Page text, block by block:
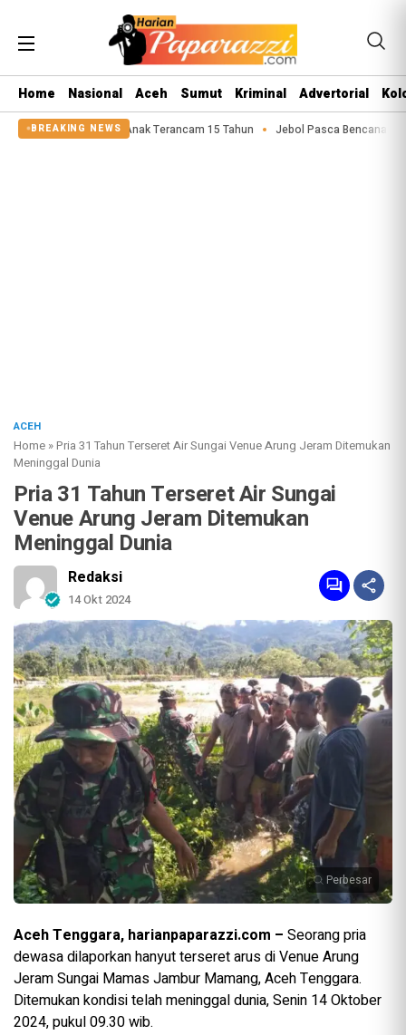
Home Nasional Aceh Sumut Kriminal Advertorial
BREAKING NEWS
Asusila Anak Terancam 15 Tahun Jebol Pasca Bencana 2025, Tanggul
ACEH
Home »Pria 31 Tahun Terseret Air Sungai Venue Arung Jeram Ditemukan
Meninggal Dunia
Pria 31 Tahun Terseret Air Sungai
Venue Arung Jeram Ditemukan
Meninggal Dunia
Redaksi
14 Okt 2024
Perbesar
Aceh Tenggara, harianpaparazzi.com – Seorang pria
dewasa dilaporkan hanyut terseret arus di Venue Arung
Jeram Sungai Mamas Jambur Mamang, Aceh Tenggara.
Ditemukan kondisi telah meninggal dunia, Senin 14 Oktober
2024, pukul 09.30 wib.